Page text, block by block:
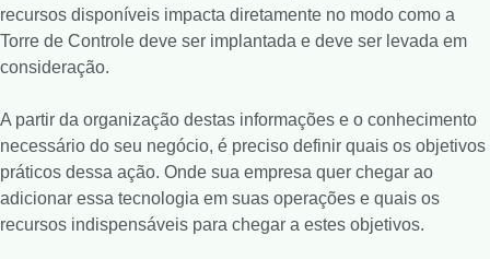
recursos disponíveis impacta diretamente no modo como a
Torre de Controle deve ser implantada e deve ser levada em
consideração.
A partir da organização destas informações e o conhecimento
necessário do seu negócio, é preciso definir quais os objetivos
práticos dessa ação. Onde sua empresa quer chegar ao
adicionar essa tecnologia em suas operações e quais os
recursos indispensáveis para chegar a estes objetivos.